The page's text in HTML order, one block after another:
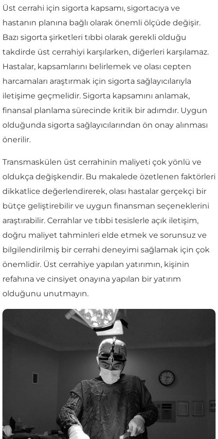
Üst cerrahi için sigorta kapsamı, sigortacıya ve
hastanın planına bağlı olarak önemli ölçüde değişir.
Bazı sigorta şirketleri tıbbi olarak gerekli olduğu
takdirde üst cerrahiyi karşılarken, diğerleri karşılamaz.
Hastalar, kapsamlarını belirlemek ve olası cepten
harcamaları araştırmak için sigorta sağlayıcılarıyla
iletişime geçmelidir. Sigorta kapsamını anlamak,
finansal planlama sürecinde kritik bir adımdır. Uygun
olduğunda sigorta sağlayıcılarından ön onay alınması
önerilir.
Transmaskülen üst cerrahinin maliyeti çok yönlü ve
oldukça değişkendir. Bu makalede özetlenen faktörleri
dikkatlice değerlendirerek, olası hastalar gerçekçi bir
bütçe geliştirebilir ve uygun finansman seçeneklerini
araştırabilir. Cerrahlar ve tıbbi tesislerle açık iletişim,
doğru maliyet tahminleri elde etmek ve sorunsuz ve
bilgilendirilmiş bir cerrahi deneyimi sağlamak için çok
önemlidir. Üst cerrahiye yapılan yatırımın, kişinin
refahına ve cinsiyet onayına yapılan bir yatırım
olduğunu unutmayın.